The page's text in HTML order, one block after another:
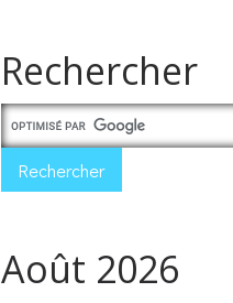
Rechercher
Août 2026